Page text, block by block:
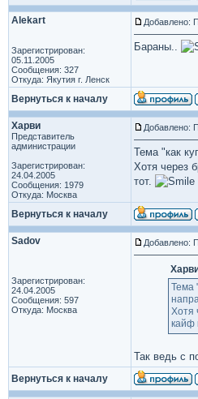
Alekart
Зарегистрирован:
05.11.2005
Сообщения: 327
Откуда: Якутия г. Ленск
Добавлено:
Бараны..
Вернуться к началу
Харви
Представитель
администрации
Зарегистрирован:
24.04.2005
Сообщения: 1979
Откуда: Москва
Добавлено:
Тема "как
Хотя через
тот.
Вернуться к началу
Sadov
Зарегистрирован:
24.04.2005
Сообщения: 597
Откуда: Москва
Добавлено:
Тема
Хотя
кайф
Так ведь с
Вернуться к началу